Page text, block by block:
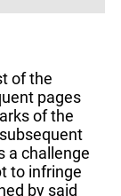
of the
pages
of the
a challenge
to infringe
by said